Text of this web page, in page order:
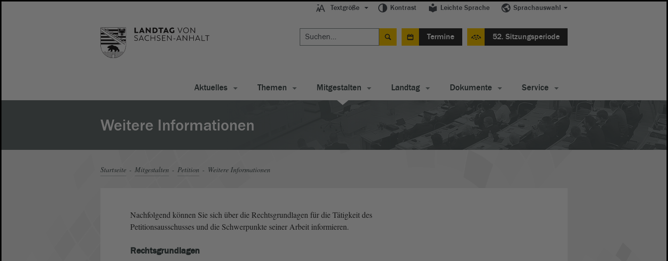
Textgröße Kontrast Leichte Sprache Sprachauswahl
Termine 52. Sitzungsperiode
Aktuelles Themen Mitgestalten Landtag Dokumente Service
Weitere Informationen
Startseite Mitgestalten Petition Weitere Informationen
Nachfolgend können Sie sich über die Rechtsgrundlagen für die Tätigkeit des
Petitionsausschusses und die Schwerpunkte seiner Arbeit informieren.
Rechtsgrundlagen